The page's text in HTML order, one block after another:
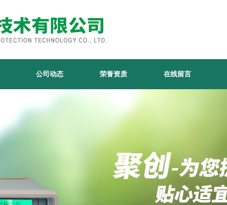
公司动态 荣誉资质 在线留言